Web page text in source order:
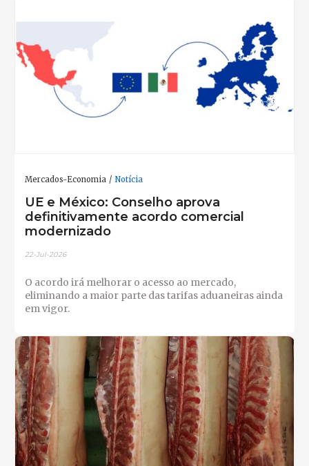
Mercados-Economia Notícia
UE e México: Conselho aprova
definitivamente acordo comercial
modernizado
22-Jul-2026
O acordo irá melhorar o acesso ao mercado,
eliminando a maior parte das tarifas aduaneiras ainda
em vigor.